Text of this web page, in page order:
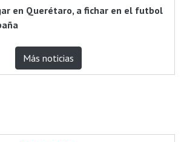
en Querétaro, a fichar en el futbol
Más noticias